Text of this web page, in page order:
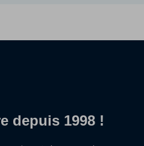
depuis 1998 !